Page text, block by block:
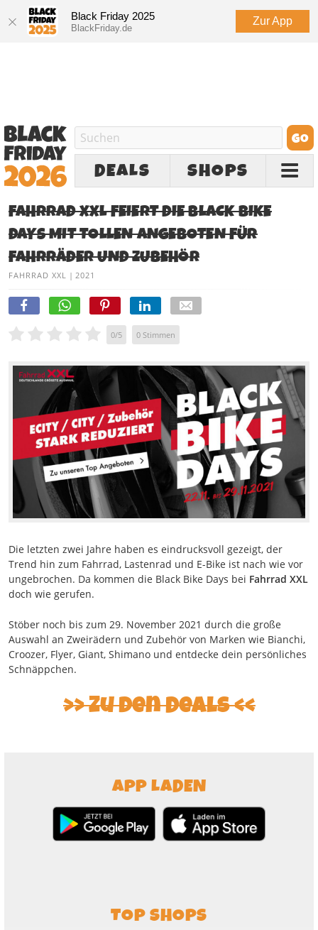
Black Friday 2025
BlackFriday.de
Zur App
DEALS SHOPS
FAHRRAD XXL FEIERT DIE BLACK BIKE
DAYS MIT TOLLEN ANGEBOTEN FÜR
FAHRRÄDER UND ZUBEHÖR
FAHRRAD XXL | 2021
0/5 0 Stimmen
Die letzten zwei Jahre haben es eindrucksvoll gezeigt, der
Trend hin zum Fahrrad, Lastenrad und E-Bike ist nach wie vor
ungebrochen. Da kommen die Black Bike Days bei Fahrrad XXL
doch wie gerufen.
Stöber noch bis zum 29. November 2021 durch die große
Auswahl an Zweirädern und Zubehör von Marken wie Bianchi,
Croozer, Flyer, Giant, Shimano und entdecke dein persönliches
Schnäppchen.
Zu den Deals
APP LADEN
TOP SHOPS